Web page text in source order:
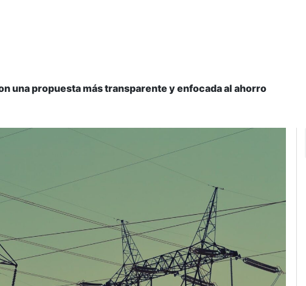
una propuesta más transparente y enfocada al ahorro